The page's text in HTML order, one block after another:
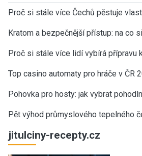
Proč si stále více Čechů pěstuje
Kratom a bezpečnější přístup: na co
Proč si stále více lidí vybírá přípravu
Top casino automaty pro hráče v ČR
Pohovka pro hosty: jak vybrat
Pět výhod průmyslového tepelného
jitulciny-recepty.cz